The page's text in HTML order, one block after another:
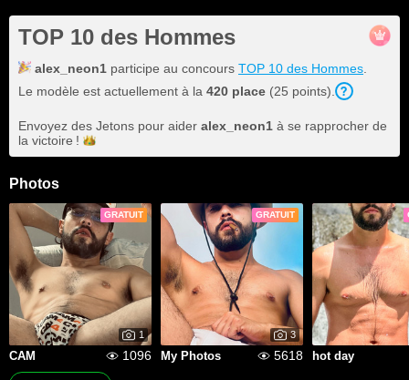
TOP 10 des Hommes
alex_neon1 participe au concours TOP 10 des Hommes
Le modèle est actuellement à la 420 place (25 points).
Envoyez des Jetons pour aider alex_neon1 à se rapprocher de
la victoire !
Photos
GRATUIT
1
CAM 1096
GRATUIT
3
My Photos 5618 hot day